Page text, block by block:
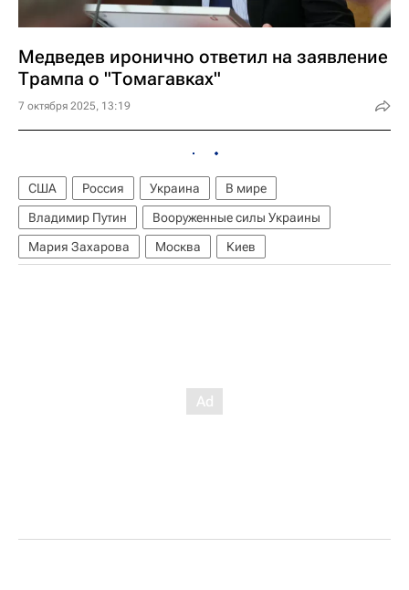
Медведев иронично ответил на заявление
Трампа о "Томагавках"
7 октября 2025, 13:19
США Россия Украина
В мире
Владимир Путин
Вооруженные силы Украины
Мария Захарова
Москва Киев